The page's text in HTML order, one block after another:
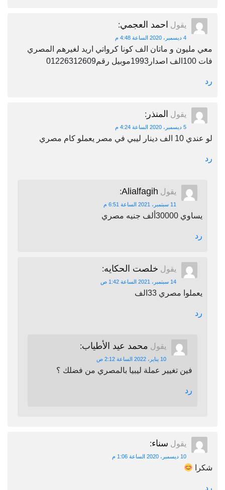
يقول احمد العجمي:
4 ديسمبر، 2020 الساعة 4:48 م
معي مليون و ماتان الف كونا كرواتي اريد لغيرهم المصري
فات 100الف اصدار1993موبيل رقم01226312609
رد
يقول المنذر :
5 ديسمبر، 2020 الساعة 4:24 م
لو عندي 10 الف دينار ليبي في مصر يعملو كام مصري
رد
يقول Alialfagih
:
11 سبتمبر، 2021 الساعة 6:51 م
يساوي 30000ألف جنيه مصري
رد
يقول خلصت الحكايه:
14 سبتمبر، 2021 الساعة 1:42 ص
يعملوا مصري 33الف
رد
يقول محمد عيد الأطياب:
10 يناير، 2022 الساعة 2:12 ص
فين تغيير عملة ليبيا بالمصري من فضلك ؟
رد
يقول سناء:
10 ديسمبر، 2020 الساعة 1:06 م
شكرا
رد